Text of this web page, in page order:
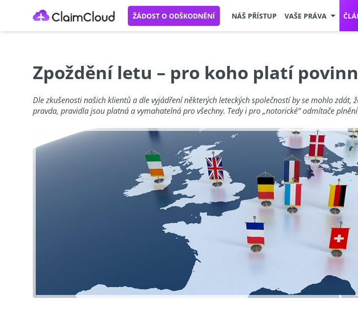
ŽÁDOST O ODŠKODNĚNÍ NÁŠ PŘÍSTUP VAŠE PRÁVA
Zpoždění letu – pro koho platí
Dle zkušenosti našich klientů a dle vyjádření některých leteckých společností by se mohlo
pravda, pravidla jsou platná a vymahatelná pro všechny. Tedy i pro „notorické“ odmítače